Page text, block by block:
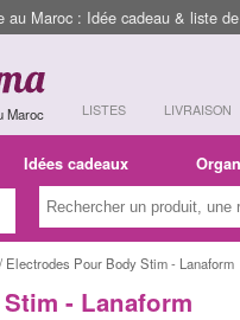
au Maroc : Idée cadeau & liste
Maroc LISTES LIVRAISON
Idées cadeaux
/ Electrodes Pour Body Stim - Lanaform
- Lanaform